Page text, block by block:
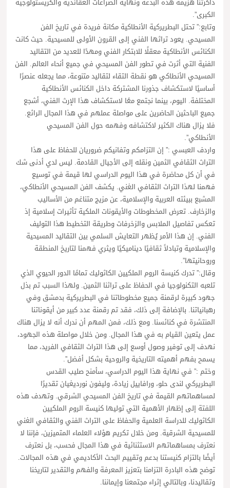
ذاكرتنا هزيمة هذه البدعة ونهاية الصراعات العقائدية والكريستولوجية
الكبرى”.
وتابع:” تحتل البطريركية الأنطاكية مكانة فريدة في تاريخ الفن
المسيحي. يعود تراثها الفني إلى القرون الأولى للمسيحية. حيث كانت
الكنائس الأنطاكية معقلًا للابتكار الفني ومهدًا للعديد من التقاليد
الفنية التي أثرت في تطور الفن المسيحي في جميع أنحاء العالم. الفن
المسيحي الأنطاكي هو نقطة التقاء لتقاليد متنوعة، مما يجعله عنصرًا
أساسيًا لاستكشاف جذورنا المشتركة داخل الكنائس الأنطاكية
المختلفة. اليوم، بينما نجتمع معًا لاستكشاف هذا الإرث الفني، أشجع
جميع الباحثين الحاضرين على مواصلة عملهم في هذا المجال الرائع.
فلا يزال هناك الكثير لاكتشافه وفهمه حول الفن المسيحي
الأنطاكي”.
واردف العبسي :” إن التزامكم وتفانيكم ضروريان للحفاظ على هذا
التراث الثقافي الثمين ونقله إلى الأجيال القادمة. ليس لدي أدنى شك
في أن كل محاضرة في هذا اليوم الدراسي لها قيمة في توسيع
فهمنا لهذا التراث الثقافي الغني. يكشف الفن المسيحي الأنطاكي،
المشبع ببيئته العربية والإسلامية، عن مزيج متناغم من الأساليب
والزخارف. تعرض المخطوطات والأيقونات الملكية تأثيرات إسلامية إذ
تعكس تفاصيل الملابس والزخرفات وطريقة التخطيط هذا التوليف
الفني. إن هذا الأمر يُظهر التعايش السلمي بين التقاليد المسيحية
والإسلامية وتبادلاً ثقافيًا ديناميكيًا ويثري فهمنا لتاريخ المنطقة
وروحانيتها”.
وقال:” تدرك كنيسة الروم الملكيين الكاثوليك تمامًا الدور الحيوي الذي
تلعبه التكنولوجيا في الحفاظ على تراثنا الثمين. ولهذا السبب تم بذل
جهود كبيرة لرقمنة جميع مخطوطاتنا في البطريركية بدمشق وفي
رهبانياتنا. بالإضافة إلى ذلك، فقد تم رقمنة عدد كبير من أيقوناتنا
المنتشرة في كنائسنا. ومع ذلك، فمن المهم أن ندرك أنه لا يزال هناك
عمل يتعين القيام به في هذا المجال. ومن خلال مواصلة هذه الجهود،
نهدف إلى توفير وصول أوسع إلى هذا التراث الثقافي الفريد، مما
يسمح بفهم أهميته التاريخية والروحية بشكل أفضل”.
وختم :” في نهاية هذا اليوم الدراسي، سأمنح صليب القدس
البطريركي لندى حلو، ورافاييل زيادة، وليفون نورديغيان تقديرًا
لمساهماتهم القيمة في تاريخ الفن المسيحي الشرقي. وتهدف هذه
اللفتة إلى إظهار الأهمية التي توليها كنيسة الروم الملكيين
الكاثوليك للدراسة العلمية والحفاظ على التراث الفني والثقافي الغني
للمسيحية الشرقية. ومن خلال تكريم هؤلاء العلماء المتميزين، فإننا لا
نعترف بمساهماتهم الاستثنائية في هذا المجال فحسب، بل نعترف
أيضًا بالتزام كنيستنا بدعم وتقييم البحث الأكاديمي في هذه المجالات.
توضح هذه البادرة التزامنا بتعزيز المعرفة والفهم والتقدير لتاريخنا
وتقاليدنا، وبالتالي إثراء مجتمعنا وإيماننا.